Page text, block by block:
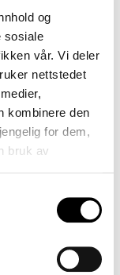
og
sosiale
vår. Vi deler
nettstedet
kombinere den
for dem,
bruk av
/ Anemone